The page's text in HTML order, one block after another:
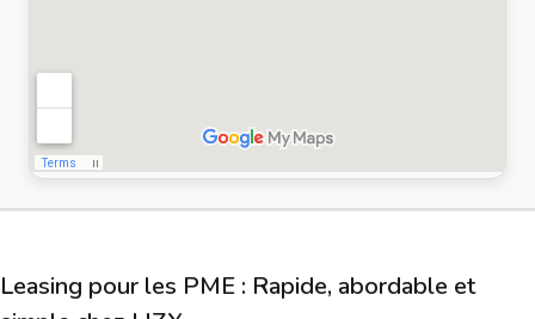
Leasing pour les PME : Rapide, abordable et